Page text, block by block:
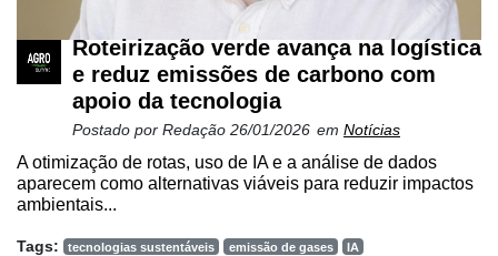
Roteirização verde avança na logística
e reduz emissões de carbono com
apoio da tecnologia
Postado por Redação 26/01/2026 em Notícias
A otimização de rotas, uso de IA e a análise de dados
aparecem como alternativas viáveis para reduzir impactos
ambientais...
Tags: tecnologias sustentáveis emissão de gases
IA